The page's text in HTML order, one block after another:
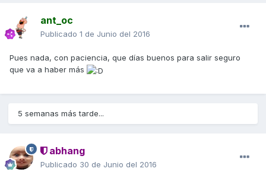
ant_oc
Publicado 1 de Junio del 2016
Pues nada, con paciencia, que días buenos para salir seguro
que va a haber más
5 semanas más tarde...
abhang
Publicado 30 de Junio del 2016